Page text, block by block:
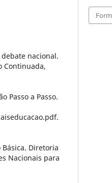
nacional.
Continuada,
Passo a Passo.
Básica. Diretoria
Nacionais para